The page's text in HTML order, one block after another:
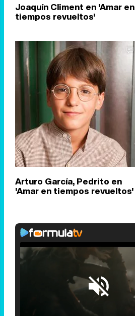
Joaquín Climent en 'Amar en
tiempos revueltos'
Arturo García, Pedrito en
'Amar en tiempos revueltos'